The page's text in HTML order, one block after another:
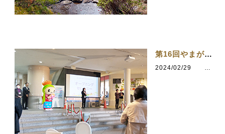
第16回やまがた市民活動まつり
2024/02/29